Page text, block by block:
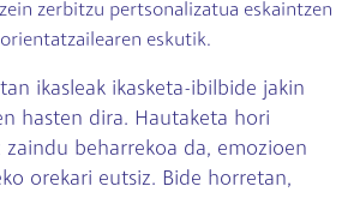
zerbitzu pertsonalizatua eskaintzen
eskutik.
ikasleak ikasketa-ibilbide jakin
hasten dira. Hautaketa hori
beharrekoa da, emozioen
orekari eutsiz. Bide horretan,